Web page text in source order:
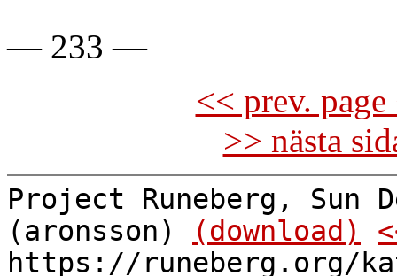
— 233 —
<< prev.
>> nästa
Project Runeberg, Sun
(aronsson)
(download)
https://runeberg.org/